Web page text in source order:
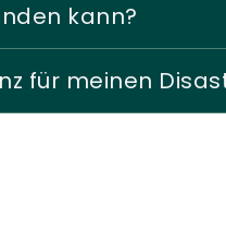
kann?
für meinen